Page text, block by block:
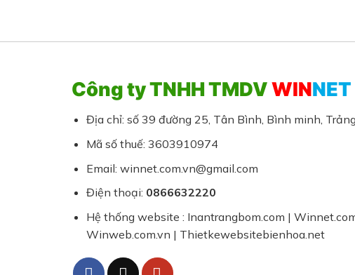
Công ty TNHH TMDVWINNET
Địa chỉ: số 39 đường 25, Tân Bình, Bình minh,
Mã số thuế: 3603910974
Email: winnet.com.vn@gmail.com
Điện thoại: 0866632220
Hệ thống website : Inantrangbom.com |
Winweb.com.vn | Thietkewebsitebienhoa.net